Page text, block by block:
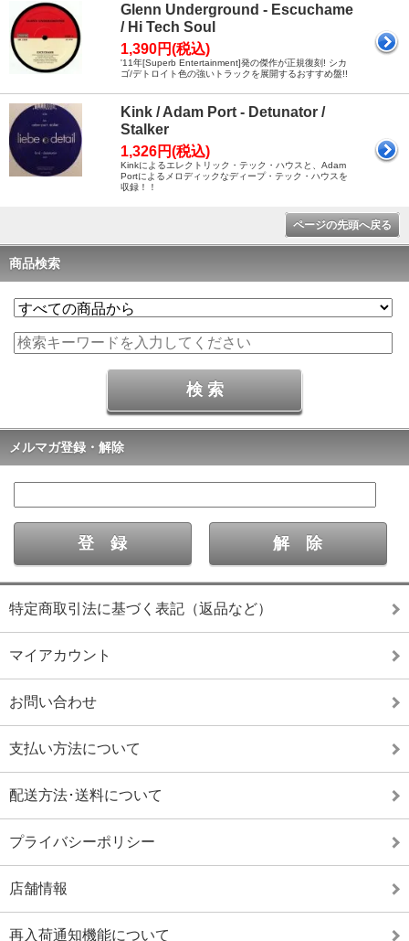
Glenn Underground - Escuchame
/ Hi Tech Soul
1,390円(税込)
'11年[Superb Entertainment]発の傑作が正規復刻! シカ
ゴ/デトロイト色の強いトラックを展開するおすすめ盤!!
Kink / Adam Port - Detunator /
Stalker
1,326円(税込)
Kinkによるエレクトリック・テック・ハウスと、Adam
Portによるメロディックなディープ・テック・ハウスを
収録！！
ページの先頭へ戻る
商品検索
メルマガ登録・解除
特定商取引法に基づく表記（返品など）
マイアカウント
お問い合わせ
支払い方法について
配送方法･送料について
プライバシーポリシー
店舗情報
再入荷通知機能について